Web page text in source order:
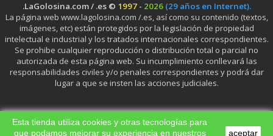
.LaGolosina.com / .es © 1997- 2026 (29 años en Internet).
La página web www.lagolosina.com /.es, así como su contenido (textos,
imágenes, etc) están protegidos por la legislación de propiedad
intelectual e industrial y los tratados internacionales correspondientes.
Se prohibe cualquier reproducción o distribución total o parcial no
autorizada de esta página web. Su incumplimiento conllevará las
responsabilidades civiles y/o penales correspondientes y podrá dar
lugar a que se insten las acciones judiciales.
Esta tienda utiliza cookies y otras tecnologías para
que podamos mejorar su experiencia en nuestros
aceptar